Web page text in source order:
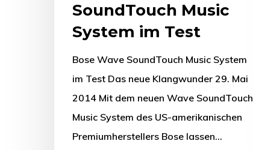
SoundTouch Music
System im Test
Bose Wave SoundTouch Music System
im Test Das neue Klangwunder 29. Mai
2014 Mit dem neuen Wave SoundTouch
Music System des US-amerikanischen
Premiumherstellers Bose lassen…